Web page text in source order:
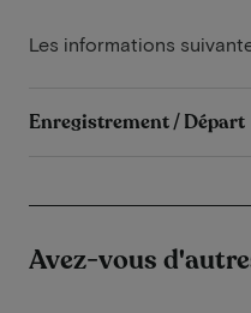
Les informations
Enregistrement / Départ
Avez-vous